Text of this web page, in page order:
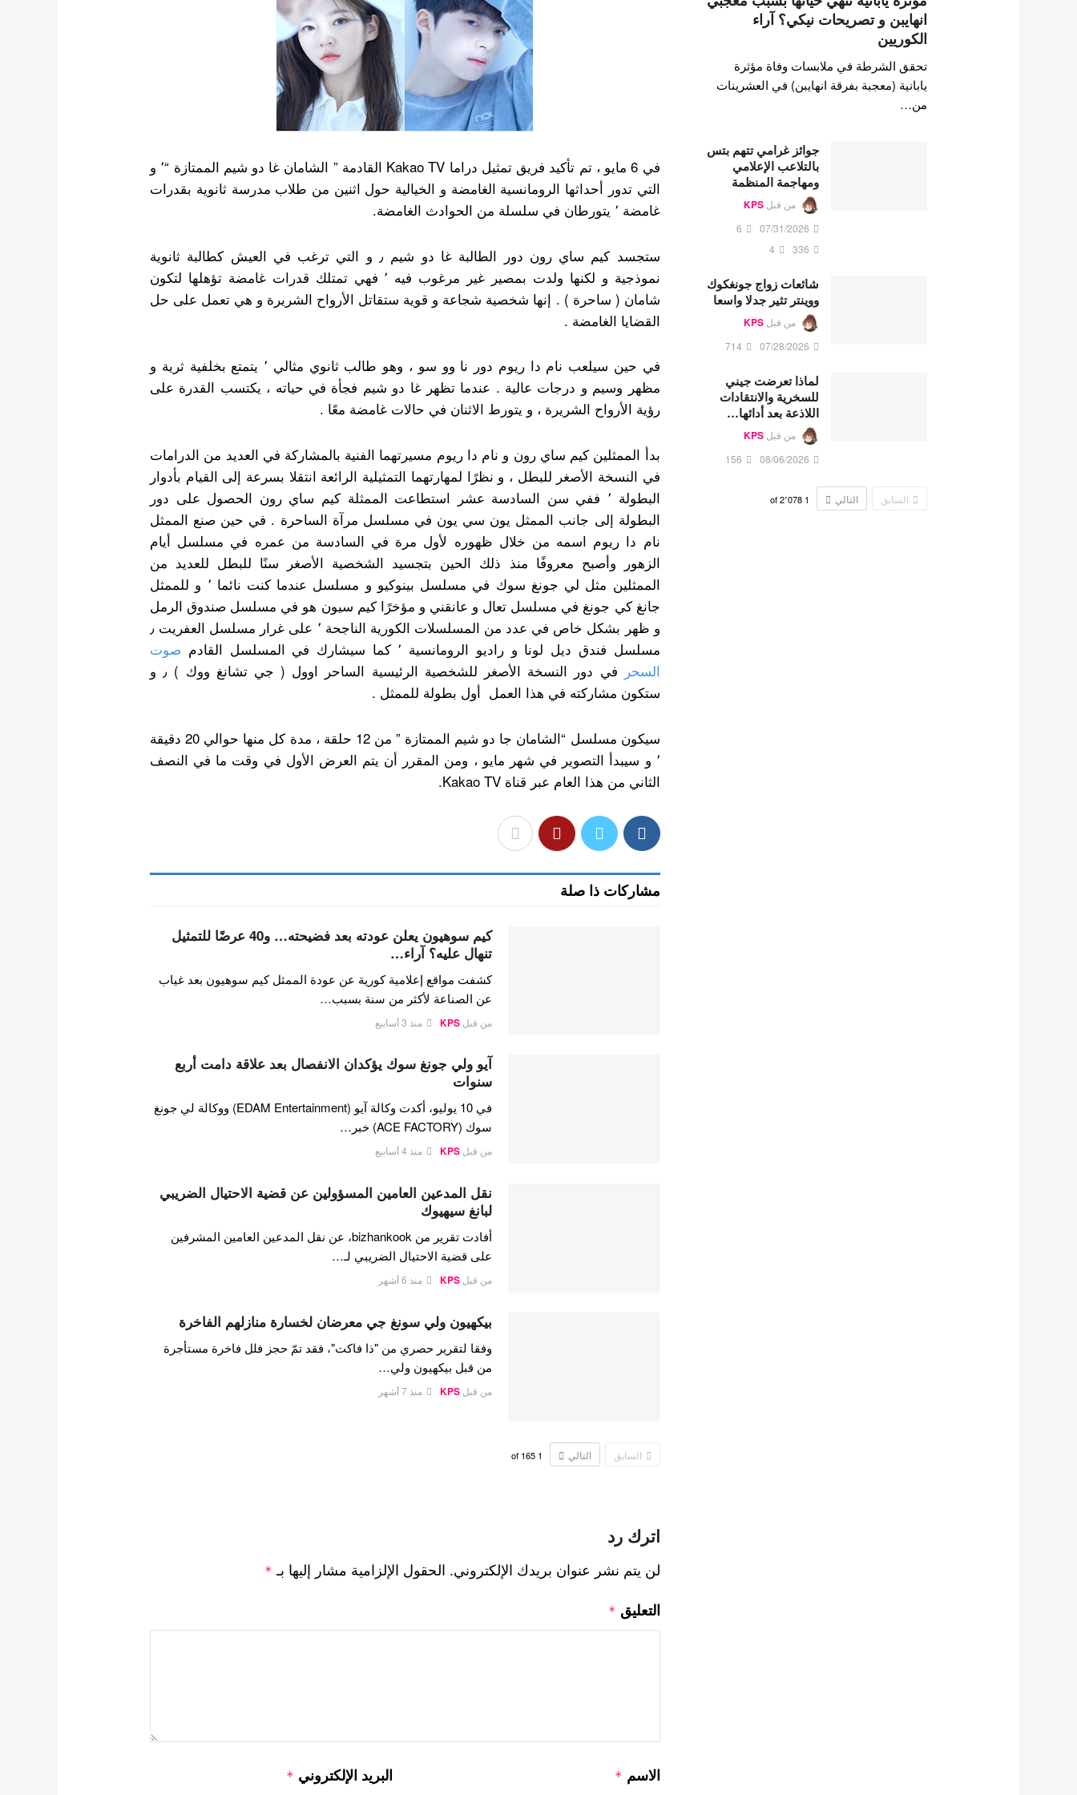
في 6 مايو ، تم تأكيد فريق تمثيل دراما Kakao TV القادمة ” الشامان غا دو شيم الممتازة “٬ و
التي تدور أحداثها الرومانسية الغامضة و الخيالية حول اثنين من طلاب مدرسة ثانوية بقدرات
غامضة ٬ يتورطان في سلسلة من الحوادث الغامضة.
ستجسد كيم ساي رون دور الطالبة غا دو شيم ٫ و التي ترغب في العيش كطالبة ثانوية
نموذجية و لكنها ولدت بمصير غير مرغوب فيه ٬ فهي تمتلك قدرات غامضة تؤهلها لتكون
شامان ( ساحرة ) . إنها شخصية شجاعة و قوية ستقاتل الأرواح الشريرة و هي تعمل على حل
القضايا الغامضة .
في حين سيلعب نام دا ريوم دور نا وو سو ، وهو طالب ثانوي مثالي ٬ يتمتع بخلفية ثرية و
مظهر وسيم و درجات عالية . عندما تظهر غا دو شيم فجأة في حياته ، يكتسب القدرة على
رؤية الأرواح الشريرة ، و يتورط الاثنان في حالات غامضة معًا .
بدأ الممثلين كيم ساي رون و نام دا ريوم مسيرتهما الفنية بالمشاركة في العديد من الدرامات
في النسخة الأصغر للبطل ، و نظرًا لمهارتهما التمثيلية الرائعة انتقلا بسرعة إلى القيام بأدوار
البطولة ٬ ففي سن السادسة عشر استطاعت الممثلة كيم ساي رون الحصول على دور
البطولة إلى جانب الممثل يون سي يون في مسلسل مرآة الساحرة . في حين صنع الممثل
نام دا ريوم اسمه من خلال ظهوره لأول مرة في السادسة من عمره في مسلسل أيام
الزهور وأصبح معروفًا منذ ذلك الحين بتجسيد الشخصية الأصغر سنًا للبطل للعديد من
الممثلين مثل لي جونغ سوك في مسلسل بينوكيو و مسلسل عندما كنت نائما ٬ و للممثل
جانغ كي جونغ في مسلسل تعال و عانقني و مؤخرًا كيم سيون هو في مسلسل صندوق الرمل
و ظهر بشكل خاص في عدد من المسلسلات الكورية الناجحة ٬ على غرار مسلسل العفريت ٫
مسلسل فندق ديل لونا و راديو الرومانسية ٬ كما سيشارك في المسلسل القادم
صوت
السحر
في دور النسخة الأصغر للشخصية الرئيسية الساحر اوول ( جي تشانغ ووك ) ٫ و
ستكون مشاركته في هذا العمل أول بطولة للممثل .
سيكون مسلسل “الشامان جا دو شيم الممتازة ” من 12 حلقة ، مدة كل منها حوالي 20 دقيقة
٬ و سيبدأ التصوير في شهر مايو ، ومن المقرر أن يتم العرض الأول في وقت ما في النصف
الثاني من هذا العام عبر قناة Kakao TV.
مشاركات ذا صلة
كيم سوهيون يعلن عودته بعد فضيحته… و40 عرضًا للتمثيل
تنهال عليه؟ آراء…
كشفت مواقع إعلامية كورية عن عودة الممثل كيم سوهيون بعد غياب
عن الصناعة لأكثر من سنة بسبب…
من قبلKPS منذ 3 أسابيع
آيو ولي جونغ سوك يؤكدان الانفصال بعد علاقة دامت أربع
سنوات
في 10 يوليو، أكدت وكالة آيو (EDAM Entertainment) ووكالة لي جونغ
سوك (ACE FACTORY) خبر…
من قبلKPS منذ 4 أسابيع
نقل المدعين العامين المسؤولين عن قضية الاحتيال الضريبي
لبانغ سيهيوك
أفادت تقرير من bizhankook، عن نقل المدعين العامين المشرفين
على قضية الاحتيال الضريبي لـ…
من قبلKPS منذ 6 أشهر
بيكهيون ولي سونغ جي معرضان لخسارة منازلهم الفاخرة
وفقا لتقرير حصري من "ذا فاكت"، فقد تمّ حجز فلل فاخرة مستأجرة
من قبل بيكهيون ولي…
من قبلKPS منذ 7 أشهر
السابق التالي 1
of
165
اترك رد
لن يتم نشر عنوان بريدك الإلكتروني. الحقول الإلزامية مشار إليها بـ *
التعليق *
الاسم * البريد الإلكتروني *
انهايبن و تصريحات نيكي؟ آراء
الكوريين
تحقق الشرطة في ملابسات وفاة مؤثرة
يابانية (معجبة بفرقة انهايبن) في العشرينات
من…
جوائز غرامي تتهم بتس
بالتلاعب الإعلامي
ومهاجمة المنظمة
من قبل KPS
07/31/2026
6
336
4
شائعات زواج جونغكوك
ووينتر تثير جدلا واسعا
من قبل KPS
07/28/2026
714
لماذا تعرضت جيني
للسخرية والانتقادات
اللاذعة بعد أدائها…
من قبل KPS
08/06/2026
156
السابق التالي 1 2٬078